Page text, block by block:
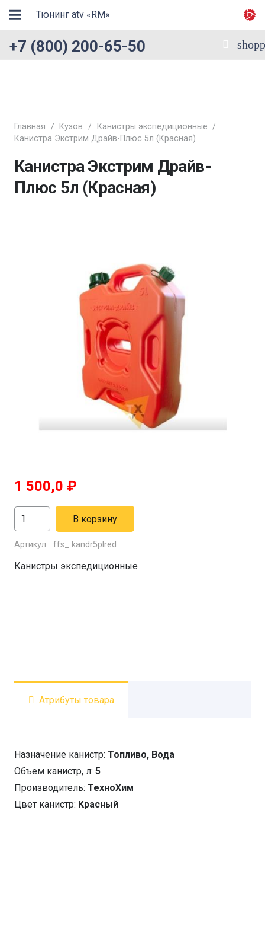
Тюнинг atv «RM»
+7 (800) 200-65-50
Главная / Кузов / Канистры экспедиционные /
Канистра Экстрим Драйв-Плюс 5л (Красная)
Канистра Экстрим Драйв-
Плюс 5л (Красная)
1 500,0 ₽
Количество
товара
Канистра
Экстрим
В корзину
Артикул: ffs_ kandr5plred
Канистры экспедиционные
Атрибуты товара
Назначение канистр: Топливо, Вода
Объем канистр, л: 5
Производитель: ТехноХим
Цвет канистр: Красный